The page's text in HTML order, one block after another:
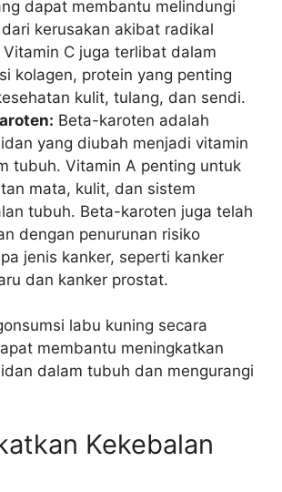
dapat membantu melindungi
kerusakan akibat radikal
C juga terlibat dalam
kolagen, protein yang penting
kulit, tulang, dan sendi.
Beta-karoten adalah
yang diubah menjadi vitamin
tubuh. Vitamin A penting untuk
mata, kulit, dan sistem
tubuh. Beta-karoten juga telah
dengan penurunan risiko
jenis kanker, seperti kanker
dan kanker prostat.
labu kuning secara
membantu meningkatkan
dalam tubuh dan mengurangi
Kekebalan